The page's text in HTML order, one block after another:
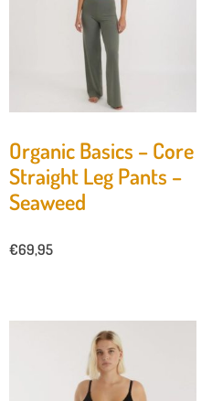
Organic Basics – Core
Straight Leg Pants –
Seaweed
€69,95